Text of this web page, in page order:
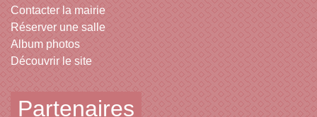
Contacter la mairie
Réserver une salle
Album photos
Découvrir le site
Partenaires